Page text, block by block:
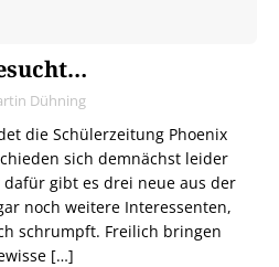
Dühning
die Schülerzeitung Phoenix
sich demnächst leider
gibt es drei neue aus der
noch weitere Interessenten,
schrumpft. Freilich bringen
[…]